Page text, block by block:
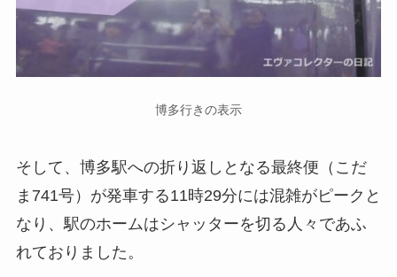
博多行きの表示
そして、博多駅への折り返しとなる最終便（こだ
ま741号）が発車する11時29分には混雑がピークと
なり、駅のホームはシャッターを切る人々であふ
れておりました。